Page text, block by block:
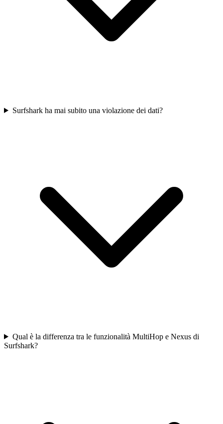
Surfshark ha mai subito una violazione dei dati?
Qual è la differenza tra le funzionalità MultiHop e Nexus di
Surfshark?